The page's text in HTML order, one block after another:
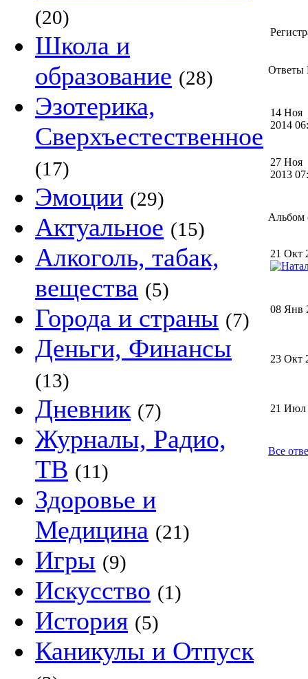
(20)
Школа и
образование (28)
Эзотерика,
Сверхъестественное
(17)
Эмоции (29)
Актуальное (15)
Алкоголь, табак,
вещества (5)
Города и страны (7)
Деньги, Финансы
(13)
Дневник (7)
Журналы, Радио,
ТВ (11)
Здоровье и
Медицина (21)
Игры (9)
Искусство (1)
История (5)
Каникулы и Отпуск
Ответы
14 Ноя
2014
27 Ноя
2013
Альбом
21 Окт
08 Янв
23 Окт
21 Июл
Все